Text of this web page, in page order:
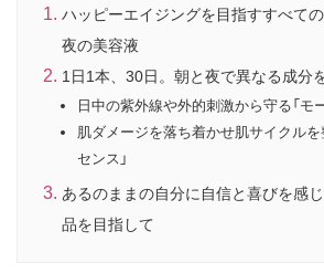
ハッピーエイジングを目指すすべて
夜の美容液
1日1本、30日。朝と夜で異なる成分
日中の紫外線や外的刺激から守る「モ
肌ダメージを落ち着かせ肌サイクルを
センス」
あるのままの自分に自信と喜びを感
品を目指して